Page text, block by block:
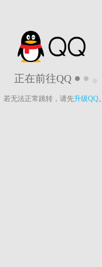
正在前往QQ
若无法正常跳转，请先升级QQ。